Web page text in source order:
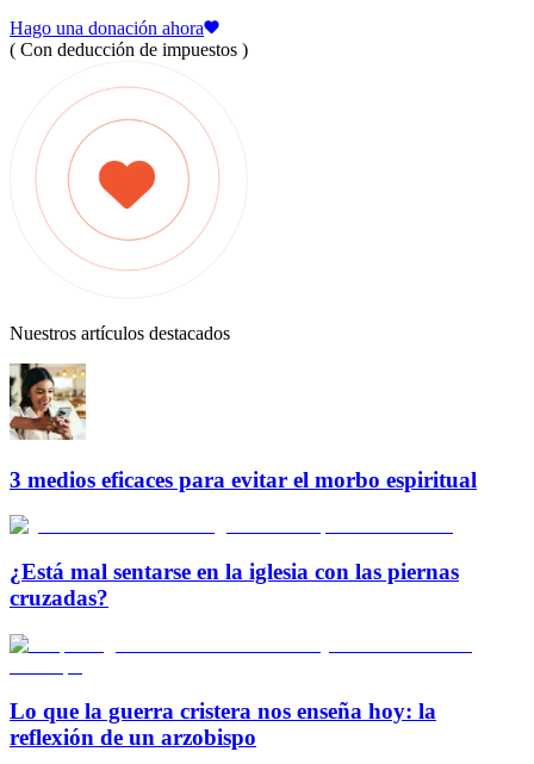
Hago una donación ahora
( Con deducción de impuestos )
Nuestros artículos destacados
3 medios eficaces para evitar el morbo espiritual
¿Está mal sentarse en la iglesia con las piernas
cruzadas?
Lo que la guerra cristera nos enseña hoy: la
reflexión de un arzobispo